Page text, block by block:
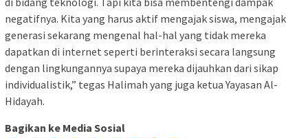
negatifnya. Kita yang harus aktif mengajak siswa, mengajak
generasi sekarang mengenal hal-hal yang tidak mereka
dapatkan di internet seperti berinteraksi secara langsung
dengan lingkungannya supaya mereka dijauhkan dari sikap
individualistik,” tegas Halimah yang juga ketua Yayasan Al-
Hidayah.
Bagikan ke Media Sosial